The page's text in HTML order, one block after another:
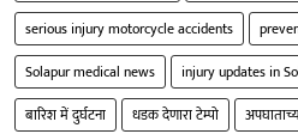
serious injury motorcycle accidents
Solapur medical news
injury updates in
बारिश में दुर्घटना
धडक देणारा टेम्पो